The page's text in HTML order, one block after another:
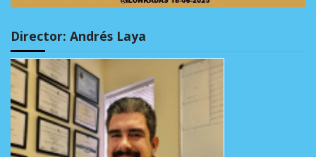
Director: Andrés Laya